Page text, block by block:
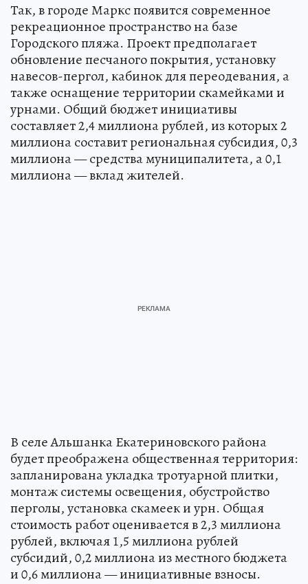
Так, в городе Маркс появится современное
рекреационное пространство на базе
Городского пляжа. Проект предполагает
обновление песчаного покрытия, установку
навесов-пергол, кабинок для переодевания, а
также оснащение территории скамейками и
урнами. Общий бюджет инициативы
составляет 2,4 миллиона рублей, из которых 2
миллиона составит региональная субсидия, 0,3
миллиона — средства муниципалитета, а 0,1
миллиона — вклад жителей.
В селе Альшанка Екатериновского района
будет преображена общественная территория:
запланирована укладка тротуарной плитки,
монтаж системы освещения, обустройство
перголы, установка скамеек и урн. Общая
стоимость работ оценивается в 2,3 миллиона
рублей, включая 1,5 миллиона рублей
субсидий, 0,2 миллиона из местного бюджета
и 0,6 миллиона — инициативные взносы.